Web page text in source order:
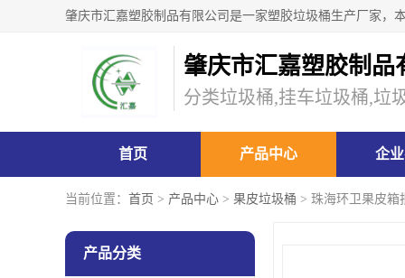
肇庆市汇嘉塑胶制品
分类垃圾桶,挂车垃圾桶,垃
首页 产品中心 企
当前位置： 首页 > 产品中心 > 果皮垃圾桶 > 珠海环卫果皮箱
产品分类